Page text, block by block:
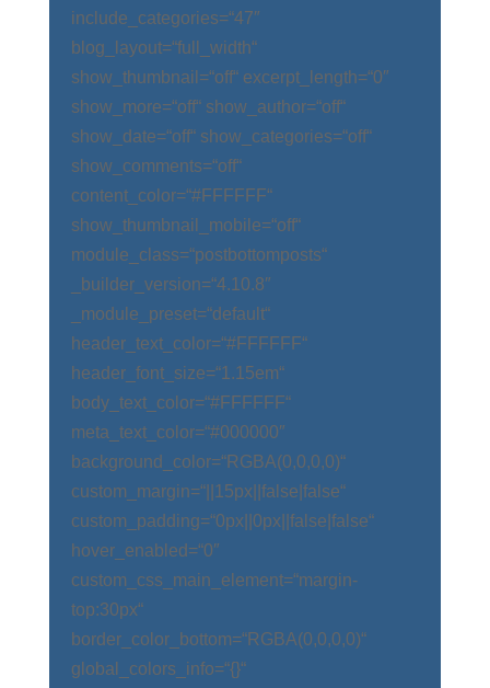
include_categories=“47″
blog_layout=“full_width“
show_thumbnail=“off“ excerpt_length=“0″
show_more=“off“ show_author=“off“
show_date=“off“ show_categories=“off“
show_comments=“off“
content_color=“#FFFFFF“
show_thumbnail_mobile=“off“
module_class=“postbottomposts“
_builder_version=“4.10.8″
_module_preset=“default“
header_text_color=“#FFFFFF“
header_font_size=“1.15em“
body_text_color=“#FFFFFF“
meta_text_color=“#000000″
background_color=“RGBA(0,0,0,0)“
custom_margin=“||15px||false|false“
custom_padding=“0px||0px||false|false“
hover_enabled=“0″
custom_css_main_element=“margin-
top:30px“
border_color_bottom=“RGBA(0,0,0,0)“
global_colors_info=“{}“